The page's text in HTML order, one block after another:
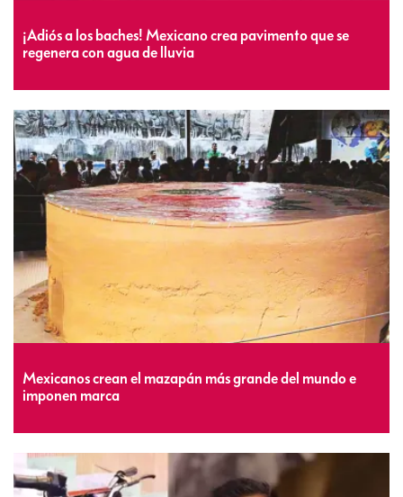
¡Adiós a los baches! Mexicano crea pavimento que se
regenera con agua de lluvia
Mexicanos crean el mazapán más grande del mundo e
imponen marca